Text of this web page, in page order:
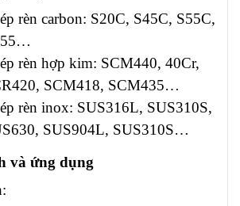
rèn carbon: S20C, S45C, S55C,
rèn hợp kim: SCM440, 40Cr,
SCM418, SCM435…
rèn inox: SUS316L, SUS310S,
SUS904L, SUS310S…
và ứng dụng